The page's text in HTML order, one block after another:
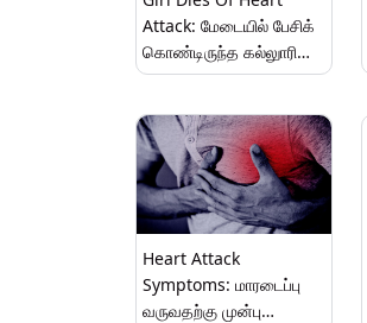
Attack: மேடையில் பேசிக்
கொண்டிருந்த கல்லுாரி
மாணவி.. திடீரென
Heart Attack
Symptoms: மாரடைப்பு
வருவதற்கு முன்பு